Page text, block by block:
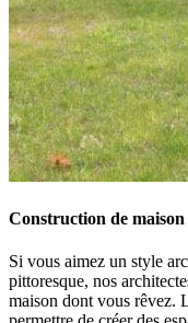
Construction de
Si vous aimez un style
pittoresque, nos
maison dont vous rêvez.